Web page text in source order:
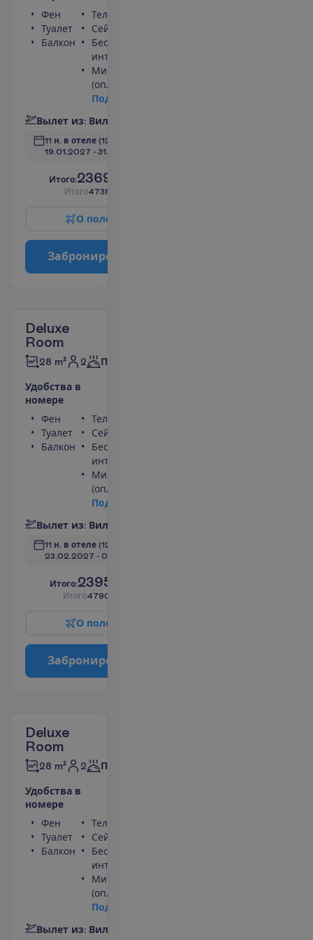
Фен
Туалет
Балкон
Телевизор
Сейф
Беспроводной
интернет
Мини-бар
(оплачивается)
Под
Вылет из: Вил
11 н. в отеле (12 н. всего)
19.01.2027 - 31.01.2027
Итого:2369.00
Итого4738.00
О поле
Заброниро
Deluxe
Room
28 m² 2 Полупансион
Удобства в
номере
Фен
Туалет
Балкон
Телевизор
Сейф
Беспроводной
интернет
Мини-бар
(оплачивается)
Под
Вылет из: Вил
11 н. в отеле (12 н. всего)
23.02.2027 - 07.03.2027
Итого:2395.00
Итого4790.00
О поле
Заброниро
Deluxe
Room
28 m² 2 Полупансион
Удобства в
номере
Фен
Туалет
Балкон
Телевизор
Сейф
Беспроводной
интернет
Мини-бар
(оплачивается)
Под
Вылет из: Вил